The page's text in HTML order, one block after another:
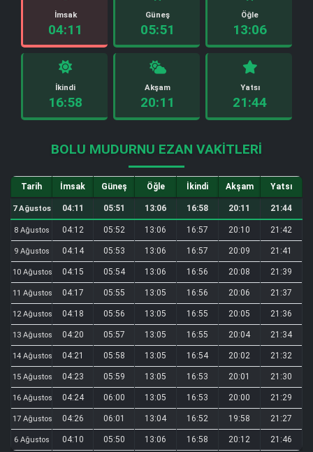
İmsak
04:11
Güneş
05:51
Öğle
13:06
İkindi
16:58
Akşam
20:11
Yatsı
21:44
BOLU MUDURNU EZAN VAKITLERI
Tarih İmsak Güneş Öğle İkindi Akşam Yatsı
7 Ağustos 04:11 05:51 13:06 16:58 20:11 21:44
8 Ağustos 04:12 05:52 13:06 16:57 20:10 21:42
9 Ağustos 04:14 05:53 13:06 16:57 20:09 21:41
10 Ağustos 04:15 05:54 13:06 16:56 20:08 21:39
11 Ağustos 04:17 05:55 13:05 16:56 20:06 21:37
12 Ağustos 04:18 05:56 13:05 16:55 20:05 21:36
13 Ağustos 04:20 05:57 13:05 16:55 20:04 21:34
14 Ağustos 04:21 05:58 13:05 16:54 20:02 21:32
15 Ağustos 04:23 05:59 13:05 16:53 20:01 21:30
16 Ağustos 04:24 06:00 13:05 16:53 20:00 21:29
17 Ağustos 04:26 06:01 13:04 16:52 19:58 21:27
6 Ağustos 04:10 05:50 13:06 16:58 20:12 21:46